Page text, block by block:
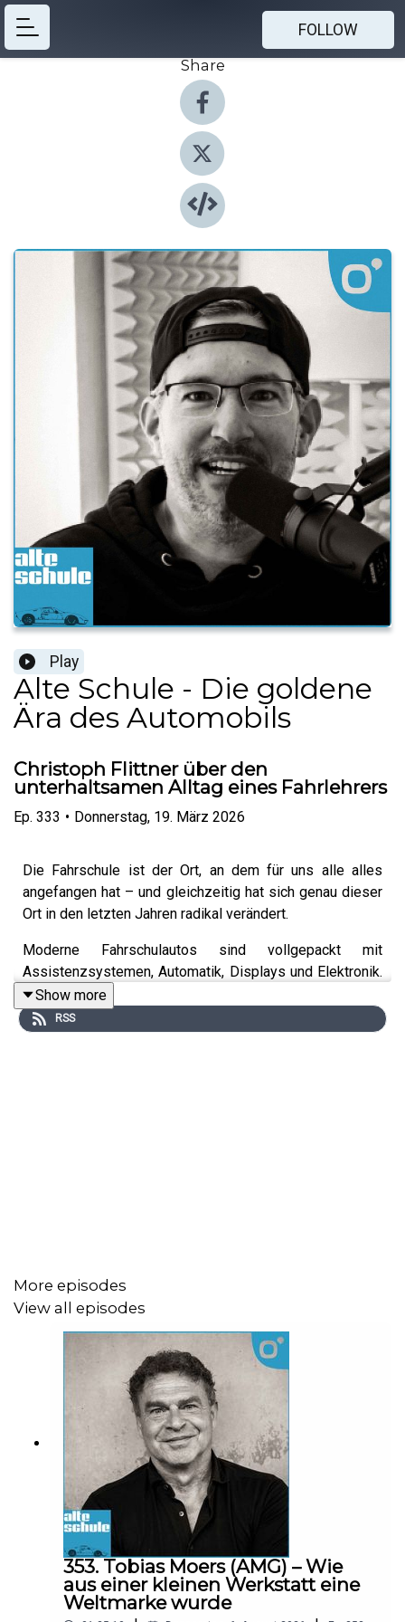
FOLLOW
Share
Play
Alte Schule - Die goldene
Ära des Automobils
Christoph Flittner über den
unterhaltsamen Alltag eines Fahrlehrers
Ep. 333 • Donnerstag, 19. März 2026
Die Fahrschule ist der Ort, an dem für uns alle alles
angefangen hat – und gleichzeitig hat sich genau dieser
Ort in den letzten Jahren radikal verändert.
Moderne Fahrschulautos sind vollgepackt mit
Assistenzsystemen, Automatik, Displays und Elektronik.
Da stelle ich mir unweigerlich die Frage:
Wie lernt man heute Autofahren? Die Antwort darauf hat
welche Rolle Assistenzsysteme heute in der
Ausbildung spielen
warum Autofahren heute komplexer ist als früher
und warum Fahrschule eigentlich viel mehr ist als
nur das Bestehen einer Prüfung
Und natürlich geht es auch um die Geschichten, die nur
ein Fahrlehrer erzählen kann: vom verschwundenen
Motorradschüler, Helikoptereltern mit der Brotdose vor
Überlandfahrten bis zu völlig eskalierenden
Verkehrsteilnehmern – und allem dazwischen. Eine
Folge über Technik, Verantwortung und den Moment, in
dem aus Theorie plötzlich Realität wird.
Mehr über Christoph Flittner findet ihr hier:
Show more
RSS
More episodes
View all episodes
353. Tobias Moers (AMG) – Wie
aus einer kleinen Werkstatt eine
Weltmarke wurde